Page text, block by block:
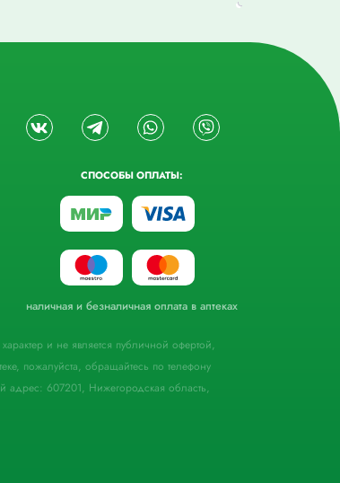
СПОСОБЫ ОПЛАТЫ:
наличная и безналичная оплата в аптеках
и не является публичной офертой,
пожалуйста, обращайтесь по телефону
607201, Нижегородская область,